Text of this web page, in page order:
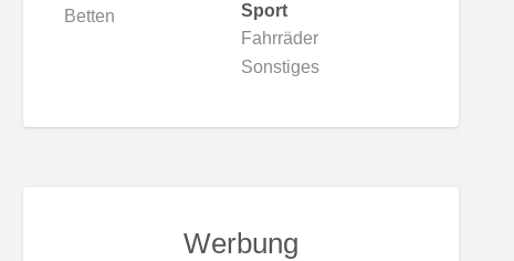
Betten
Sport
Fahrräder
Sonstiges
Werbung